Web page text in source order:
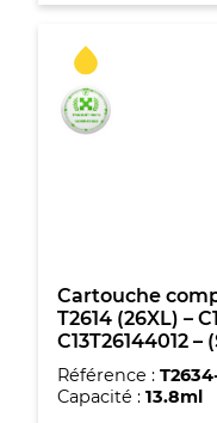
G&G
Epson
T2634
/
T2614
(Série
ours
polaire)
-
Jaune
Cartouche
T2614 (26XL) –
C13T26144012
Référence :
Capacité : 13.8ml